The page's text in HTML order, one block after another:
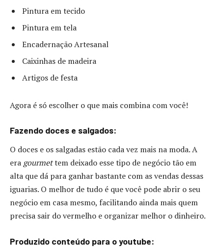
Pintura em tecido
Pintura em tela
Encadernação Artesanal
Caixinhas de madeira
Artigos de festa
Agora é só escolher o que mais combina com você!
Fazendo doces e salgados:
O doces e os salgadas estão cada vez mais na moda. A
eragourmettem deixado esse tipo de negócio tão em
alta que dá para ganhar bastante com as vendas dessas
iguarias. O melhor de tudo é que você pode abrir o seu
negócio em casa mesmo, facilitando ainda mais quem
precisa sair do vermelho e organizar melhor o dinheiro.
Produzido conteúdo para o youtube: